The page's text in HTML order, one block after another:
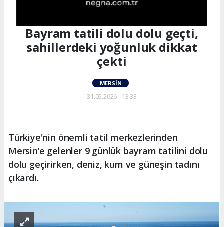
Bayram tatili dolu dolu geçti,
sahillerdeki yoğunluk dikkat
çekti
MERSIN
31.05.2026 - 13:33
Türkiye'nin önemli tatil merkezlerinden
Mersin’e gelenler 9 günlük bayram tatilini dolu
dolu geçirirken, deniz, kum ve güneşin tadını
çıkardı.